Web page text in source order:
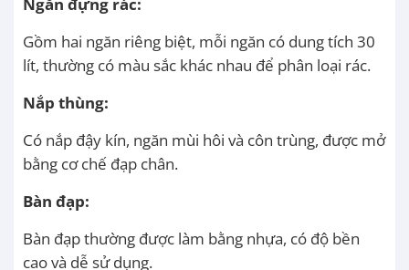
Ngăn đựng rác:
Gồm hai ngăn riêng biệt, mỗi ngăn có dung tích 30
lít, thường có màu sắc khác nhau để phân loại rác.
Nắp thùng:
Có nắp đậy kín, ngăn mùi hôi và côn trùng, được mở
bằng cơ chế đạp chân.
Bàn đạp:
Bàn đạp thường được làm bằng nhựa, có độ bền
cao và dễ sử dụng.